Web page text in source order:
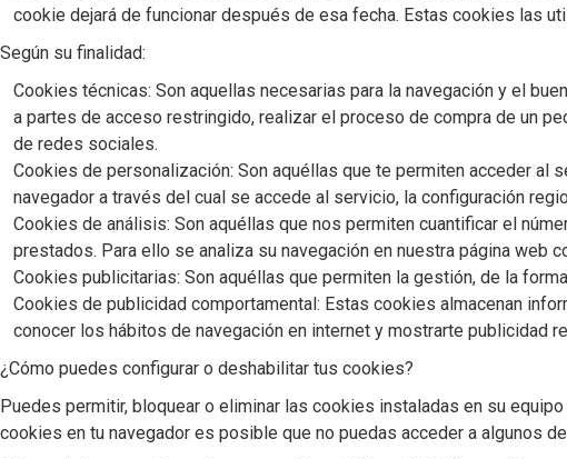
cookie dejará de funcionar después de esa fecha. Estas cookies las
Según su finalidad:
Cookies técnicas: Son aquellas necesarias para la navegación y el
a partes de acceso restringido, realizar el proceso de compra de un
de redes sociales.
Cookies de personalización: Son aquéllas que te permiten acceder
navegador a través del cual se accede al servicio, la configuración
Cookies de análisis: Son aquéllas que nos permiten cuantificar el
prestados. Para ello se analiza su navegación en nuestra página
Cookies publicitarias: Son aquéllas que permiten la gestión, de la
Cookies de publicidad comportamental: Estas cookies almacenan
conocer los hábitos de navegación en internet y mostrarte publicidad
¿Cómo puedes configurar o deshabilitar tus cookies?
Puedes permitir, bloquear o eliminar las cookies instaladas en su
cookies en tu navegador es posible que no puedas acceder a algunos